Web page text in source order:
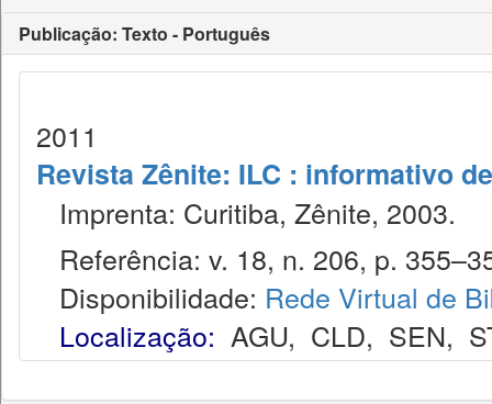
Publicação: Texto - Português
2011
Revista Zênite: ILC : informativo
Imprenta: Curitiba, Zênite, 2003.
Referência: v. 18, n. 206, p.
Disponibilidade: Rede Virtual de
Localização: AGU, CLD, SEN,